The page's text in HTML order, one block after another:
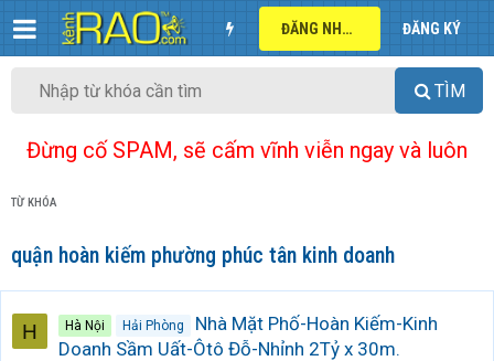
ĐĂNG NHẬP ĐĂNG KÝ
TÌM
Đừng cố SPAM, sẽ cấm vĩnh viễn ngay và luôn
TỪ KHÓA
quận hoàn kiếm phường phúc tân kinh doanh
H Hà Nội Hải Phòng
Nhà Mặt Phố-Hoàn Kiếm-Kinh
Doanh Sầm Uất-Ôtô Đỗ-Nhỉnh 2Tỷ x 30m.